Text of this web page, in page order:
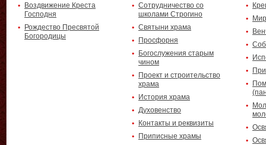
Воздвижение Креста
Господня
Рождество Пресвятой
Богородицы
Сотрудничество со
школами Строгино
Святыни храма
Просфорня
Богослужения старым
чином
Проект и строительство
храма
История храма
Духовенство
Контакты и реквизиты
Приписные храмы